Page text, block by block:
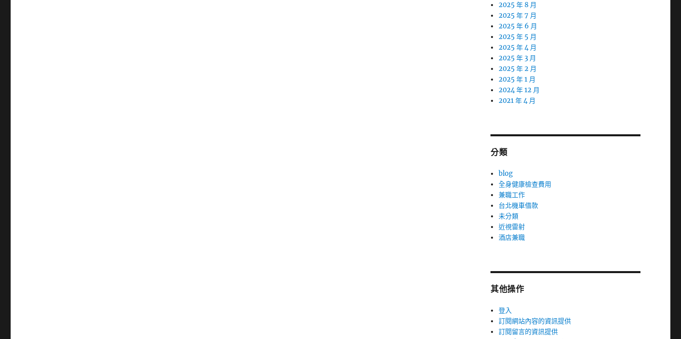
2025 年 8 月
2025 年 7 月
2025 年 6 月
2025 年 5 月
2025 年 4 月
2025 年 3 月
2025 年 2 月
2025 年 1 月
2024 年 12 月
2021 年 4 月
分類
blog
全身健康檢查費用
兼職工作
台北機車借款
未分類
近視雷射
酒店兼職
其他操作
登入
訂閱網站內容的資訊提供
訂閱留言的資訊提供